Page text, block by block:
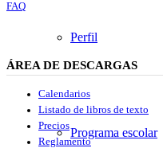
Perfil
Programa escolar
FAQ
ÁREA DE DESCARGAS
Calendarios
Listado de libros de texto
Precios
Reglamento